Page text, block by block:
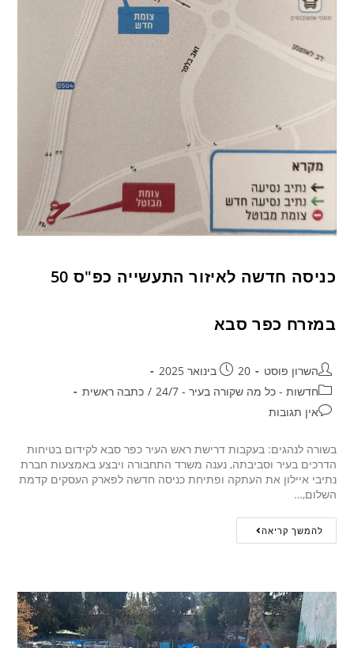
כניסה חדשה לאיזור התעשייה כפ"ס 50
במזרח כפר סבא
השרון פוסט
20 בינואר 2025
חדשות - כל מה שקורה בעיר - 24/7
/ כתבה ראשית
אין תגובות
בשורה לנהגים: בעקבות דרישת ראש העיר כפר סבא לקידום בטיחות
הדרכים בעיר וסביבתה, נענה משרד התחבורה ויבצע באמצעות חברת
נתיבי איילון את העתקה ופתיחת כניסה חדשה לפארק העסקים קדמת
השלום,…
להמשך קריאה